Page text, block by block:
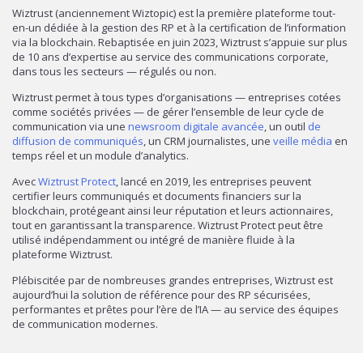
Wiztrust (anciennement Wiztopic) est la première plateforme tout-
en-un dédiée à la gestion des RP et à la certification de l’information
via la blockchain. Rebaptisée en juin 2023, Wiztrust s’appuie sur plus
de 10 ans d’expertise au service des communications corporate,
dans tous les secteurs — régulés ou non.
Wiztrust permet à tous types d’organisations — entreprises cotées
comme sociétés privées — de gérer l’ensemble de leur cycle de
communication via une newsroom digitale avancée , un outil de
diffusion de communiqués , un CRM journalistes, une veille média en
temps réel et un module d’analytics.
AvecWiztrust Protect , lancé en 2019, les entreprises peuvent
certifier leurs communiqués et documents financiers sur la
blockchain, protégeant ainsi leur réputation et leurs actionnaires,
tout en garantissant la transparence. Wiztrust Protect peut être
utilisé indépendamment ou intégré de manière fluide à la
plateforme Wiztrust.
Plébiscitée par de nombreuses grandes entreprises, Wiztrust est
aujourd’hui la solution de référence pour des RP sécurisées,
performantes et prêtes pour l’ère de l’IA — au service des équipes
de communication modernes.